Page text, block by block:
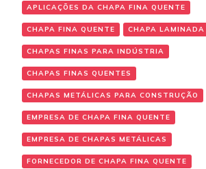
APLICAÇÕES DA CHAPA FINA QUENTE
CHAPA FINA QUENTE CHAPA LAMINADA
CHAPAS FINAS PARA INDÚSTRIA
CHAPAS FINAS QUENTES
CHAPAS METÁLICAS PARA CONSTRUÇÃO
EMPRESA DE CHAPA FINA QUENTE
EMPRESA DE CHAPAS METÁLICAS
FORNECEDOR DE CHAPA FINA QUENTE